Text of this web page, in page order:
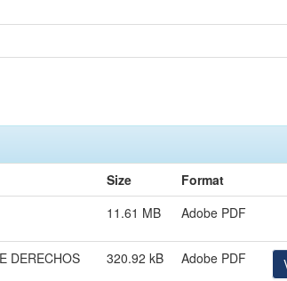
Size
Format
11.61 MB Adobe PDF
DERECHOS 320.92 kB Adobe PDF